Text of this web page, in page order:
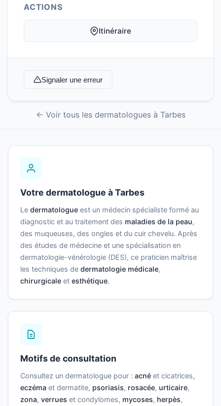
ACTIONS
Itinéraire
Signaler une erreur
← Voir tous les dermatologues à Tarbes
Votre dermatologue à Tarbes
Le dermatologue est un médecin spécialiste formé au
diagnostic et au traitement des maladies de la peau,
des muqueuses, des ongles et du cuir chevelu. Après
des études de médecine et une spécialisation en
dermatologie-vénérologie (DES), ce praticien maîtrise
les techniques de dermatologie médicale,
chirurgicale et esthétique.
Motifs de consultation
Consultez un dermatologue pour : acné et cicatrices,
eczéma et dermatite, psoriasis, rosacée, urticaire,
zona, verrues et condylomes, mycoses, herpès,